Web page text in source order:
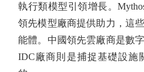
執行類模型引領增長。
領先模型廠商提供助力，這
能體。中國領先雲廠商是數
IDC廠商則是捕捉基礎設施